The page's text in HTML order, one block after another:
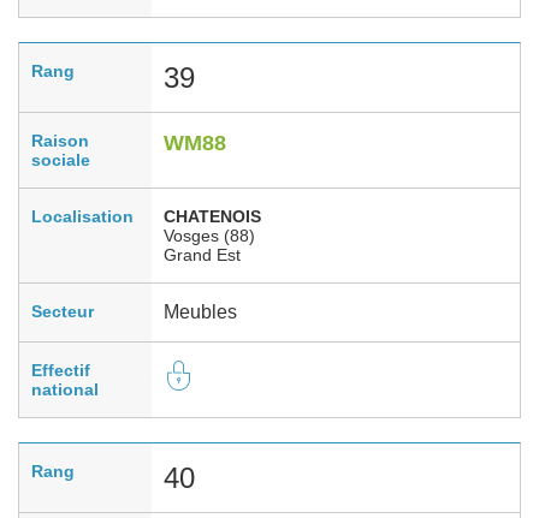
Rang 39
Raison
sociale
WM88
Localisation
CHATENOIS
Vosges (88)
Grand Est
Secteur Meubles
Effectif
national
Rang 40